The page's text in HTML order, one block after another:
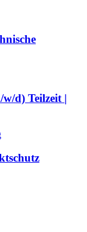
d) Teilzeit |